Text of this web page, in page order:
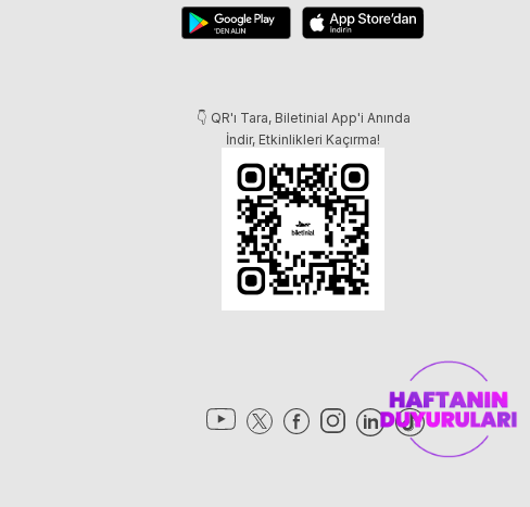
👇 QR'ı Tara, Biletinial App'i Anında
İndir, Etkinlikleri Kaçırma!